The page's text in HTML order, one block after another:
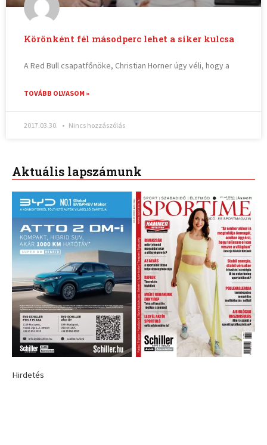
Körönként fél másodperc lehet a siker kulcsa
A Red Bull csapatfőnöke, Christian Horner úgy véli, hogy a
TOVÁBB OLVASOM »
2017.03.30. Nincs hozzászólás
Aktuális lapszámunk
Hirdetés